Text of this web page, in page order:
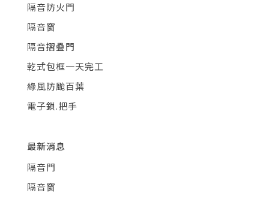
隔音防火門
隔音窗
隔音摺疊門
乾式包框一天完工
綠風防颱百葉
電子鎖.把手
最新消息
隔音門
隔音窗